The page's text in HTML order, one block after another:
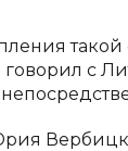
такой
говорил с